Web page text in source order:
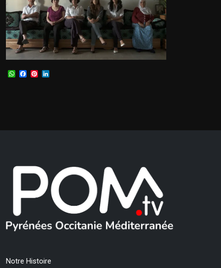
WhatsApp
Facebook
Pinterest
Notre Histoire